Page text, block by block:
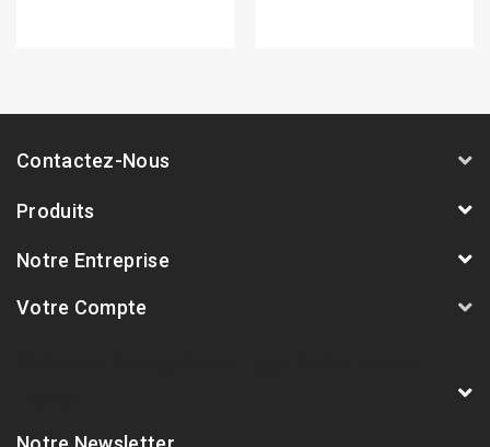
Contactez-Nous
Produits
Notre Entreprise
Votre Compte